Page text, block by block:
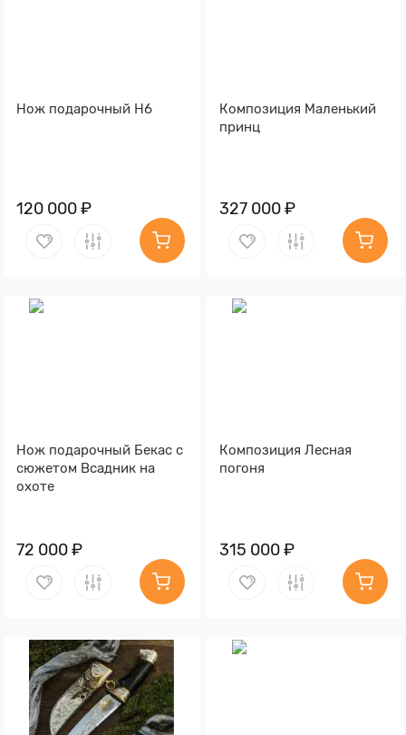
Нож подарочный Н6
120 000 ₽
Композиция Маленький
принц
327 000 ₽
Нож подарочный Бекас с
сюжетом Всадник на
охоте
72 000 ₽
Композиция Лесная
погоня
315 000 ₽